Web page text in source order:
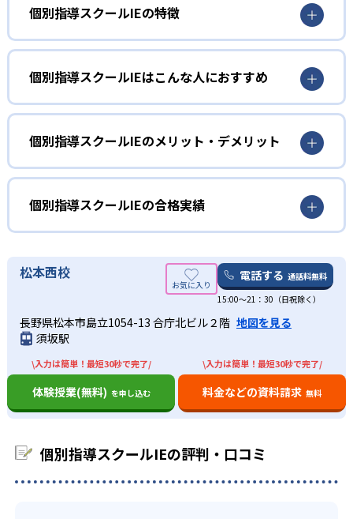
個別指導スクールIEの特徴
出典：個別指導スクールIE
自由な時間、科目を選び苦手科目を克服
自分の希望する時間や曜日を選択し、習い事と両立できる
め。自分の学びたい科目、回数を選べるので、一人一人の
個別指導スクールIEはこんな人におすすめ
小学生
意欲を高めて、勉強を習慣化したい人向け
小学生は、勉強の意欲を高めて、習慣化したい人に向いて
いる。診断テストを行うことで、生徒自身の勉強方法を確
立し、生徒のやる気を引き出すことが可能。また、学力診
断テストでは、自分の理解度も可視化されるので、小さな
子どもでも自分に何が足りないかがわかりやすい。
中学生
部活動と両立して、学校のテストで点数を上げたい
中学生では、部活動との両立を図り、コツコツ勉強して結
して、自由に時間、曜日、科目、回数が選べるのが魅力。
部活動で忙しい生徒でも、自由に選択できるので、自分の
ライフスタイルに合った授業プランを立てられる。
ルIEはおすすめ。志望校に応じて、個別に受験対策が可能
なので、自分のレベルに応じた対策をしてもらえる。
個別指導スクールIEのメリット・デメリット
どんなメリットがある？
個別指導スクールIEの最大のメリットは、診断テストがあ
るところである。学力診断と個性診断で生徒自身のやる気
を引き出す。自分の性格を知り、どこが理解できていない
か可視化することで、勉強するための意欲を上げられる。
また、自由に時間や曜日、科目、回数を選べるのも魅力
的。習い事の両立を図れるので、自分のライフスタイルに
合わせられる。1:1、1:2の担任制なので、子どものわからな
い部分を講師の先生も熟知し指導してくれる環境が整って
いる。
遠方で通えない生徒には、オンラインでの受講も可能。近
くにスクールIEがなくても受講できるので、わざわざ足を
運ぶ必要がないのが良い点である。
デメリットを挙げるとすれば、講師を選ぶことができない
点である。相性の合わない先生だと、塾に通うのが苦痛に
個別指導スクールIEの合格実績
合格実績は、各校舎によって違う。記載されている校舎も
あれば、記載されていない校舎もある。近くの校舎へ資料
ここでは、東京都にある東大和校の合格実績を記載する。
明治学院中学校 - 明法中学校 -
他
松本西校 電話する 通話料無料
15:00〜21：30（日祝除く）
長野県松本市島立1054-13 合庁北ビル２階 地図を見る
須坂駅
\入力は簡単！最短30秒で完了/
体験授業(無料) を申し込む
\入力は簡単！最短30秒で完了/
料金などの資料請求 無料
個別指導スクールIEの評判・口コミ